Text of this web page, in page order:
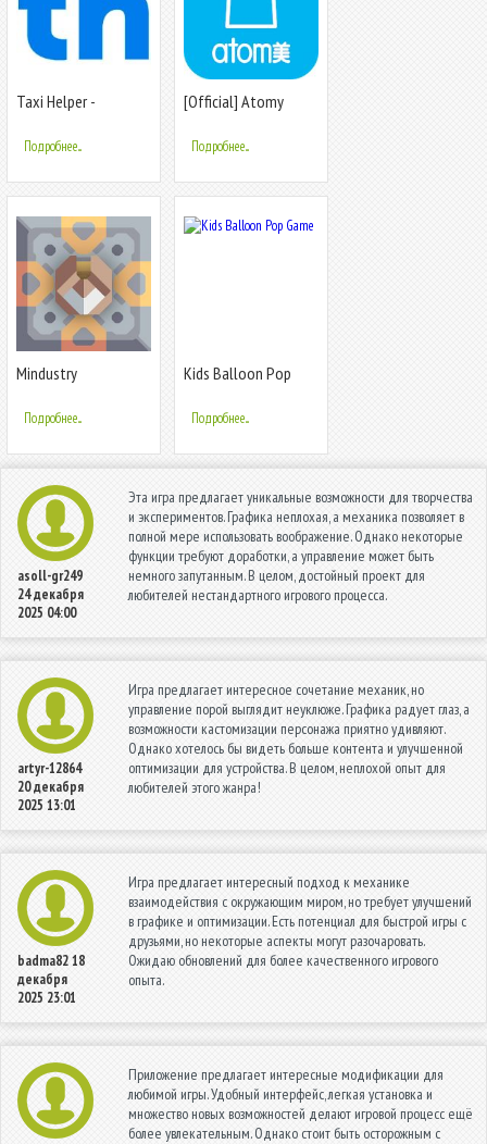
Taxi Helper -
таксопарками
Подробнее...
[Official] Atomy
Подробнее...
Mindustry
Подробнее...
Kids Balloon Pop
Подробнее...
asoll-gr249
24 декабря
2025 04:00
Эта игра предлагает уникальные возможности для творчества
и экспериментов. Графика неплохая, а механика позволяет в
полной мере использовать воображение. Однако некоторые
функции требуют доработки, а управление может быть
немного запутанным. В целом, достойный проект для
любителей нестандартного игрового процесса.
artyr-12864
20 декабря
2025 13:01
Игра предлагает интересное сочетание механик, но
управление порой выглядит неуклюже. Графика радует глаз, а
возможности кастомизации персонажа приятно удивляют.
Однако хотелось бы видеть больше контента и улучшенной
оптимизации для устройства. В целом, неплохой опыт для
любителей этого жанра!
badma8218
декабря
2025 23:01
Игра предлагает интересный подход к механике
взаимодействия с окружающим миром, но требует улучшений
в графике и оптимизации. Есть потенциал для быстрой игры с
друзьями, но некоторые аспекты могут разочаровать.
Ожидаю обновлений для более качественного игрового
опыта.
Приложение предлагает интересные модификации для
любимой игры. Удобный интерфейс, легкая установка и
множество новых возможностей делают игровой процесс ещё
более увлекательным. Однако стоит быть осторожным с